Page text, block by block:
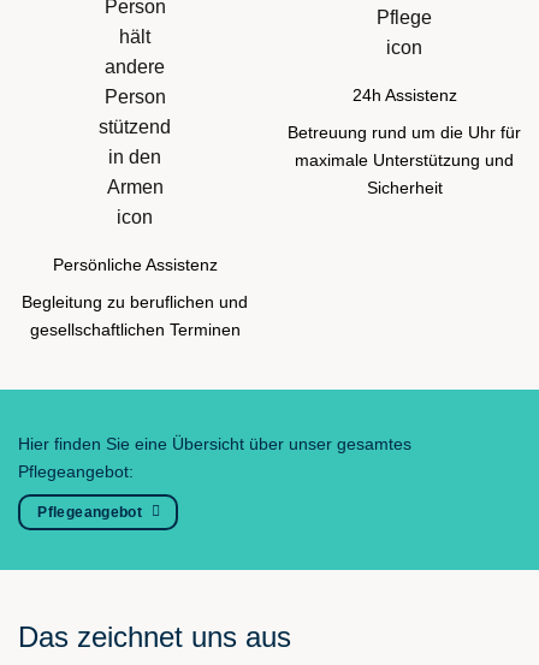
Persönliche Assistenz
Begleitung zu beruflichen und
gesellschaftlichen Terminen
24h Assistenz
Betreuung rund um die Uhr für
maximale Unterstützung und
Sicherheit
Hier finden Sie eine Übersicht über unser gesamtes
Pflegeangebot:
Pflegeangebot
Das zeichnet uns aus